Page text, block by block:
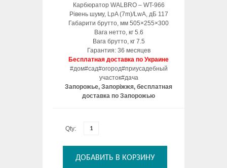
Карбюратор WALBRO – WT-966
Рівень шуму, LpA (7m)/LwA, дБ 117
Габарити брутто, мм 505×255×300
Вага нетто, кг 5.6
Вага брутто, кг 7.5
Гарантия: 36 месяцев
Бесплатная доставка по Украине
#дом#сад#огород#приусадебный
участок#дача
Запорожье, Запоріжжя, бесплатная
доставка по Запорожью
Qty:
ДОБАВИТЬ В КОРЗИНУ